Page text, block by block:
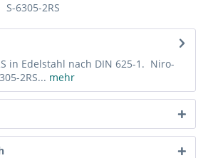
S-6305-2RS
in Edelstahl nach DIN 625-1. Niro-
2RS... mehr